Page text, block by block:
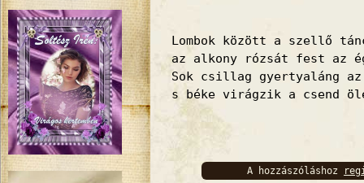
Lombok között a szellő
az alkony rózsát fest az
Sok csillag gyertyaláng
s béke virágzik a csend
A hozzászóláshoz